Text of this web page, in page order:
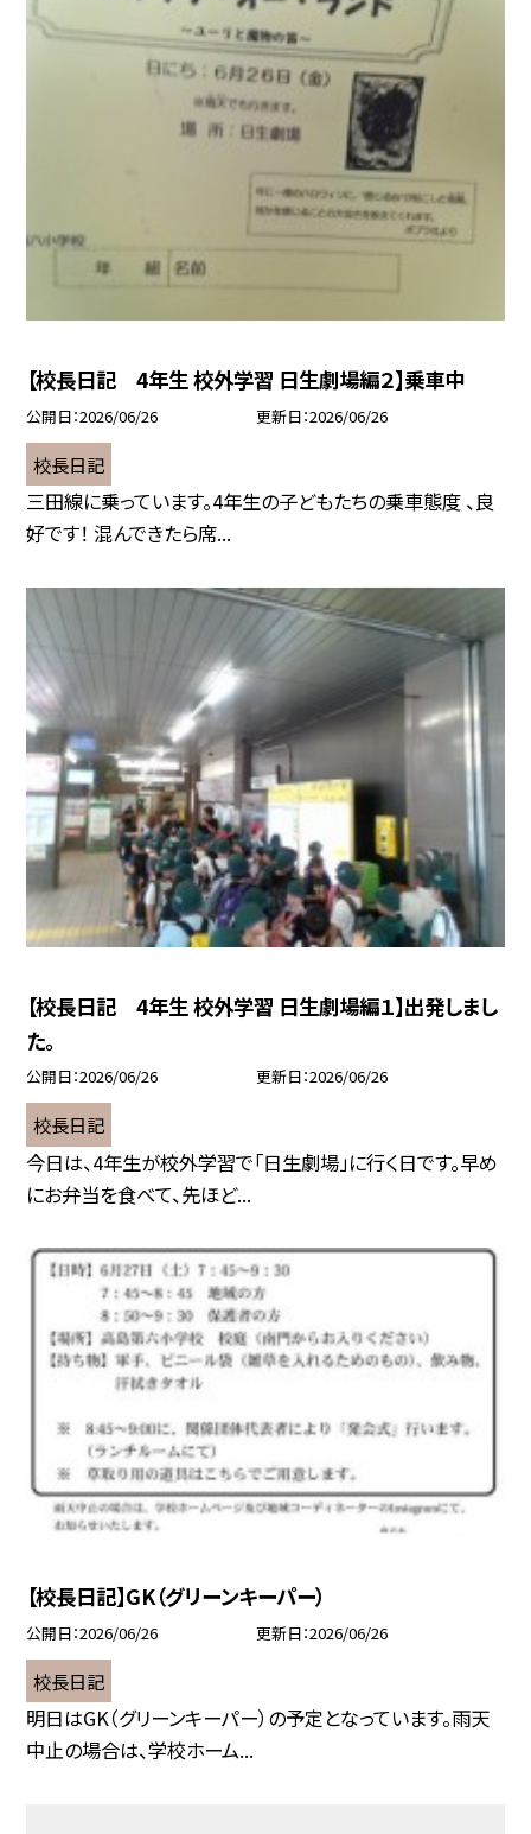
【校長日記 4年生 校外学習 日生劇場編２】乗車中
公開日 2026/06/26 更新日 2026/06/26
校長日記
三田線に乗っています。4年生の子どもたちの乗車態度 、良
好です！ 混んできたら席...
【校長日記 4年生 校外学習 日生劇場編１】出発しまし
た。
公開日 2026/06/26 更新日 2026/06/26
校長日記
今日は、4年生が校外学習で「日生劇場」に行く日です。早め
にお弁当を食べて、先ほど...
【校長日記】GK（グリーンキーパー）
公開日 2026/06/26 更新日 2026/06/26
校長日記
明日はGK（グリーンキーパー）の予定となっています。雨天
中止の場合は、学校ホーム...